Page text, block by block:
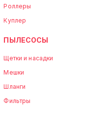
Роллеры
Куплер
ПЫЛЕСОСЫ
Щетки и насадки
Мешки
Шланги
Фильтры